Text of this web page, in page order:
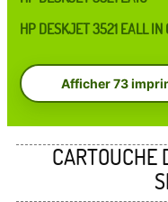
HP DESKJET 3521 EALL IN
Afficher 73
CARTOUCHE